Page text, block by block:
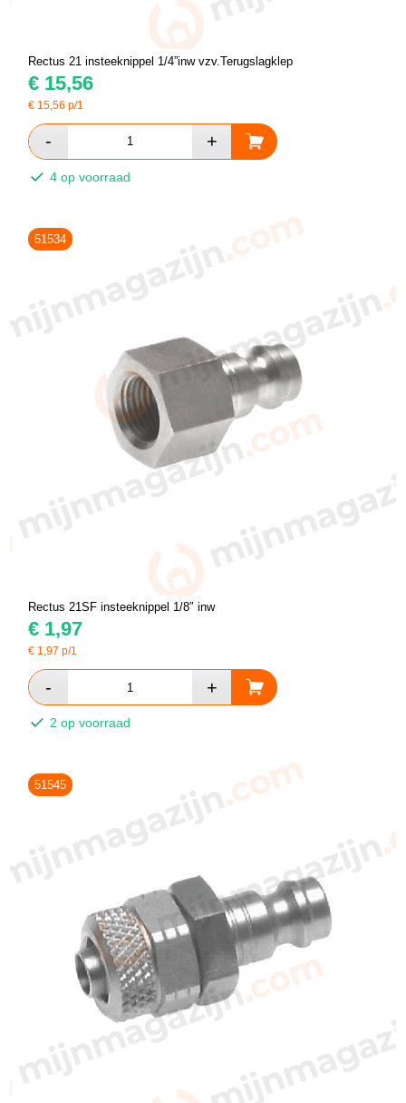
Rectus 21 insteeknippel 1/4”inw vzv.Terugslagklep
€ 15,56
€ 15,56 p/1
4 op voorraad
51534
Rectus 21SF insteeknippel 1/8″ inw
€ 1,97
€ 1,97 p/1
2 op voorraad
51545